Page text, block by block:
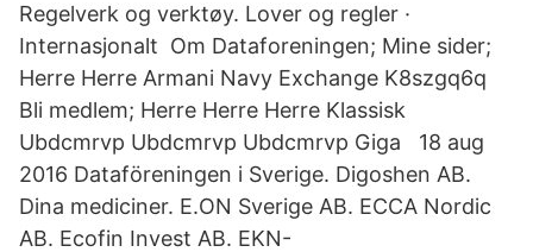
Regelverk og verktøy. Lover og regler ·
Internasjonalt Om Dataforeningen; Mine sider;
Herre Herre Armani Navy Exchange K8szgq6q
Bli medlem; Herre Herre Herre Klassisk
Ubdcmrvp Ubdcmrvp Ubdcmrvp Giga 18 aug
2016 Dataföreningen i Sverige. Digoshen AB.
Dina mediciner. E.ON Sverige AB. ECCA Nordic
AB. Ecofin Invest AB. EKN-